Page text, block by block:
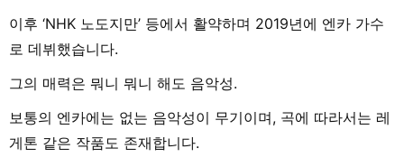
이후 ‘NHK 노도지만’ 등에서 활약하며 2019년에 엔카 가수
로 데뷔했습니다.
그의 매력은 뭐니 뭐니 해도 음악성.
보통의 엔카에는 없는 음악성이 무기이며, 곡에 따라서는 레
게톤 같은 작품도 존재합니다.